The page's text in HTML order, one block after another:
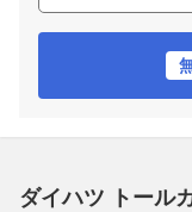
ダイハツ トール